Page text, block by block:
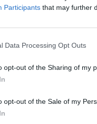
Participants that may further
Data Processing Opt Outs
opt-out of the Sharing of my
opt-out of the Sale of my
δεκάδες
της καθαριότητας
υπηρεσίας και, ως
βαρύγδουπες
για δήμο να υπάρχουν
από τα δελτία Τύπου
Και οι αποφάσεις